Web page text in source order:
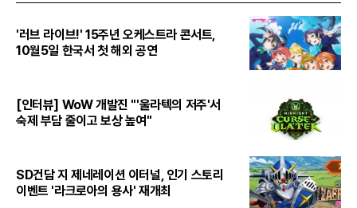
'러브 라이브!' 15주년 오케스트라 콘서트,
10월5일 한국서 첫 해외 공연
[인터뷰] WoW 개발진 "'울라텍의 저주'서
숙제 부담 줄이고 보상 높여"
SD건담 지 제네레이션 이터널, 인기 스토리
이벤트 '라크로아의 용사' 재개최